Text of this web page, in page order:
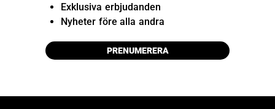
Exklusiva erbjudanden
Nyheter före alla andra
PRENUMERERA